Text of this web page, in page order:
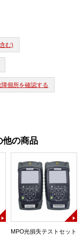
む)
個所を確認する
他の商品
MPO光損失テストセット